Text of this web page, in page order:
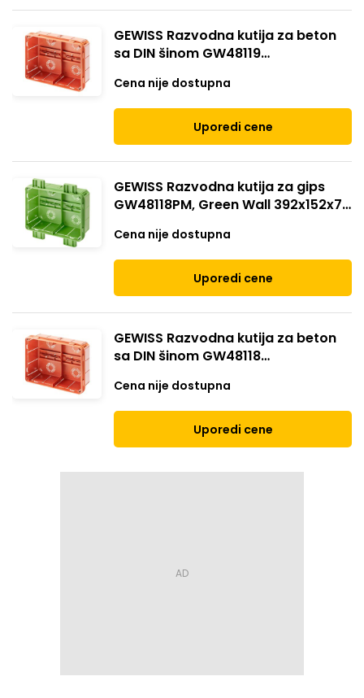
GEWISS Razvodna kutija za beton
sa DIN šinom GW48119
Cena nije dostupna
Uporedi cene
GEWISS Razvodna kutija za gips
GW48118PM, Green Wall 392x152x75
Cena nije dostupna
Uporedi cene
GEWISS Razvodna kutija za beton
sa DIN šinom GW48118
Cena nije dostupna
Uporedi cene